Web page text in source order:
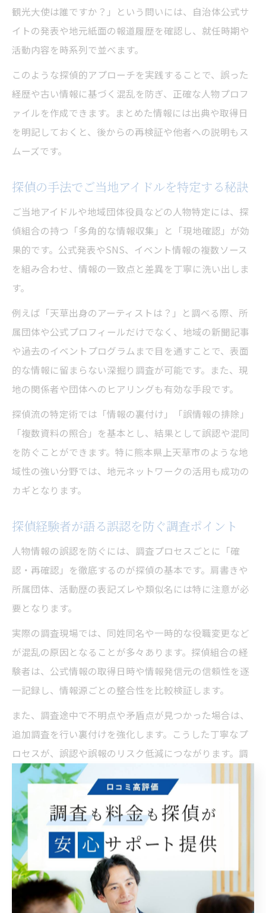
観光大使は誰ですか？」という問いには、自治体公式サ
イトの発表や地元紙面の報道履歴を確認し、就任時期や
活動内容を時系列で並べます。
このような探偵的アプローチを実践することで、誤った
経歴や古い情報に基づく混乱を防ぎ、正確な人物プロフ
ァイルを作成できます。まとめた情報には出典や取得日
を明記しておくと、後からの再検証や他者への説明もス
ムーズです。
探偵の手法でご当地アイドルを特定する秘訣
ご当地アイドルや地域団体役員などの人物特定には、探
偵組合の持つ「多角的な情報収集」と「現地確認」が効
果的です。公式発表やSNS、イベント情報の複数ソース
を組み合わせ、情報の一致点と差異を丁寧に洗い出しま
す。
例えば「天草出身のアーティストは？」と調べる際、所
属団体や公式プロフィールだけでなく、地域の新聞記事
や過去のイベントプログラムまで目を通すことで、表面
的な情報に留まらない深掘り調査が可能です。また、現
地の関係者や団体へのヒアリングも有効な手段です。
探偵流の特定術では「情報の裏付け」「誤情報の排除」
「複数資料の照合」を基本とし、結果として誤認や混同
を防ぐことができます。特に熊本県上天草市のような地
域性の強い分野では、地元ネットワークの活用も成功の
カギとなります。
探偵経験者が語る誤認を防ぐ調査ポイント
人物情報の誤認を防ぐには、調査プロセスごとに「確
認・再確認」を徹底するのが探偵の基本です。肩書きや
所属団体、活動歴の表記ズレや類似名には特に注意が必
要となります。
実際の調査現場では、同姓同名や一時的な役職変更など
が混乱の原因となることが多々あります。探偵組合の経
験者は、公式情報の取得日時や情報発信元の信頼性を逐
一記録し、情報源ごとの整合性を比較検証します。
また、調査途中で不明点や矛盾点が見つかった場合は、
追加調査を行い裏付けを強化します。こうした丁寧なプ
ロセスが、誤認や誤報のリスク低減につながります。調
査依頼者にも、情報の出所や調査手順の説明を行うこと
で、納得感と信頼を得ることができます。
探偵組合と連携して信頼性を高める調査法
熊本県上天草市で人物調査や情報整理を行う際、探偵組
合と連携することで調査の信頼性や効率性が格段に向上
します。組合には業界内のネットワークや豊富な実務経
験が集積されており、独自の情報ルートから公式情報の